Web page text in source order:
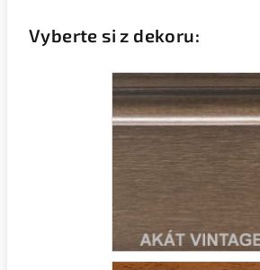
Vyberte si z dekoru: